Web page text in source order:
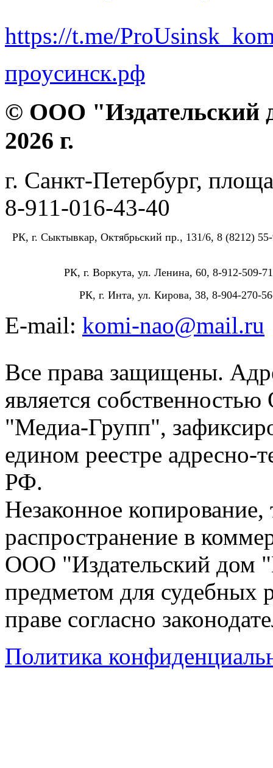
https://t.me/
проусинск.рф
© ООО "Издательский
2026 г.
г. Санкт-Петербург,
8-911-016-43-40
РК, г. Сыктывкар, Октябрьский пр., 131/6, 8 (8212)
РК, г. Воркута, ул. Ленина, 60, 8-912-509-
РК, г. Инта, ул. Кирова, 38, 8-904-270-
E-mail: komi-nao@mail.ru
Все права защищены.
является
"Медиа-Групп",
едином реестре адресно-
РФ.
Незаконное
распространение в
ООО "Издательский дом
предметом для судебных
праве согласно
Политика